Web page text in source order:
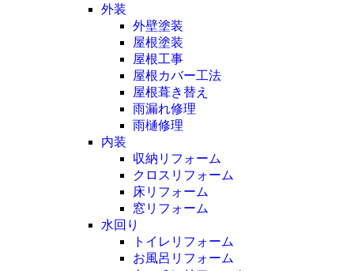
外装
外壁塗装
屋根塗装
屋根工事
屋根カバー工法
屋根葺き替え
雨漏れ修理
雨樋修理
内装
収納リフォーム
クロスリフォーム
床リフォーム
窓リフォーム
水回り
トイレリフォーム
お風呂リフォーム